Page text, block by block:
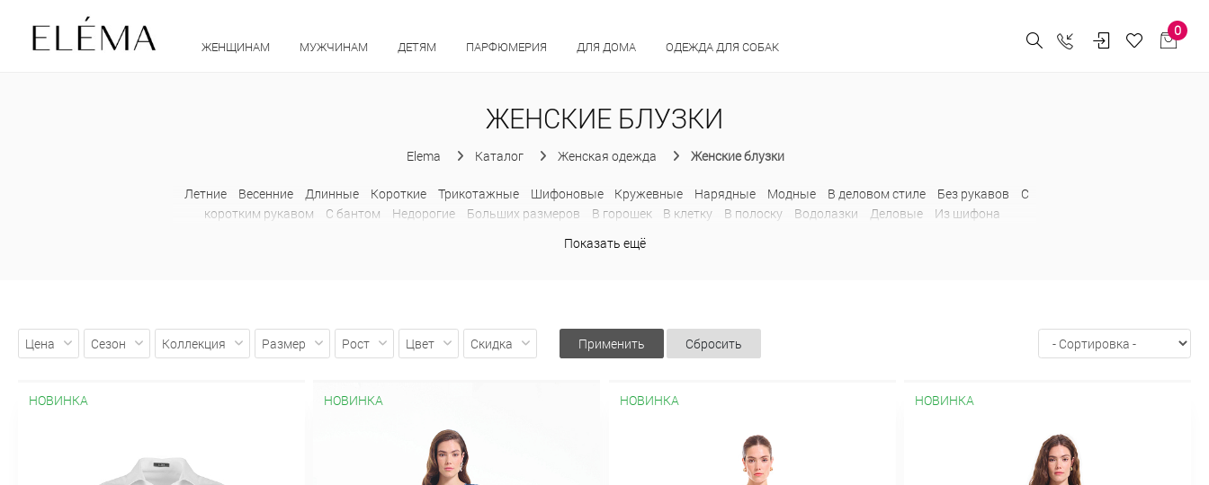
ЖЕНЩИНАМ МУЖЧИНАМ ДЕТЯМ ПАРФЮМЕРИЯ ДЛЯ ДОМА ОДЕЖДА ДЛЯ СОБАК
0
ЖЕНСКИЕ БЛУЗКИ
Elema Каталог Женская одежда Женские блузки
Летние Весенние Длинные Короткие Трикотажные Шифоновые Кружевные Нарядные Модные В деловом стиле Без рукавов
С
коротким рукавом
С бантом Недорогие Больших размеров В горошек В клетку В полоску Водолазки Деловые
Из шифона
Толстовки
С капюшоном
Показать ещё
Цена Сезон Коллекция Размер Рост Цвет Скидка Применить Сбросить
НОВИНКА НОВИНКА НОВИНКА НОВИНКА